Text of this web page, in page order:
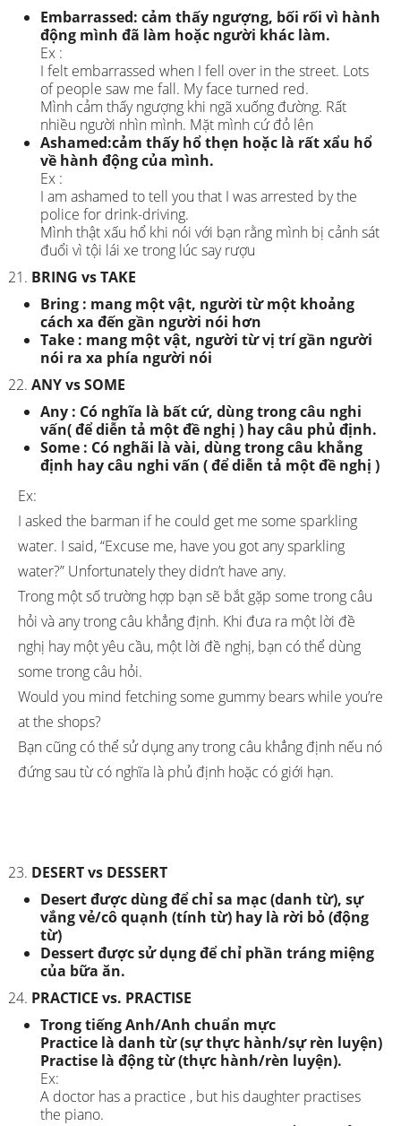
Embarrassed: cảm thấy ngượng, bối rối vì hành
động mình đã làm hoặc người khác làm.
Ex :
I felt embarrassed when I fell over in the street. Lots
of people saw me fall. My face turned red.
Mình cảm thấy ngượng khi ngã xuống đường. Rất
nhiều người nhìn mình. Mặt mình cứ đỏ lên
Ashamed:cảm thấy hổ thẹn hoặc là rất xẩu hổ
về hành động của mình.
Ex :
I am ashamed to tell you that I was arrested by the
police for drink-driving.
Mình thật xấu hổ khi nói với bạn rằng mình bị cảnh sát
đuổi vì tội lái xe trong lúc say rượu
BRING vs TAKE
Bring : mang một vật, người từ một khoảng
cách xa đến gần người nói hơn
Take : mang một vật, người từ vị trí gần người
nói ra xa phía người nói
ANY vs SOME
Any : Có nghĩa là bất cứ, dùng trong câu nghi
vấn( để diễn tả một đề nghị ) hay câu phủ định.
Some : Có nghãi là vài, dùng trong câu khẳng
định hay câu nghi vấn ( để diễn tả một đề nghị )
Ex:
I asked the barman if he could get me some sparkling
water. I said, “Excuse me, have you got any sparkling
water?” Unfortunately they didn’t have any.
Trong một số trường hợp bạn sẽ bắt gặp some trong câu
hỏi và any trong câu khẳng định. Khi đưa ra một lời đề
nghị hay một yêu cầu, một lời đề nghị, bạn có thể dùng
some trong câu hỏi.
Would you mind fetching some gummy bears while you’re
at the shops?
Bạn cũng có thể sử dụng any trong câu khẳng định nếu nó
đứng sau từ có nghĩa là phủ định hoặc có giới hạn.
DESERT vs DESSERT
Desert được dùng để chỉ sa mạc (danh từ), sự
vắng vẻ/cô quạnh (tính từ) hay là rời bỏ (động
từ)
Dessert được sử dụng để chỉ phần tráng miệng
của bữa ăn.
PRACTICE vs. PRACTISE
Trong tiếng Anh/Anh chuẩn mực
Practice là danh từ (sự thực hành/sự rèn luyện)
Practise là động từ (thực hành/rèn luyện).
Ex:
A doctor has a practice , but his daughter practises
the piano.